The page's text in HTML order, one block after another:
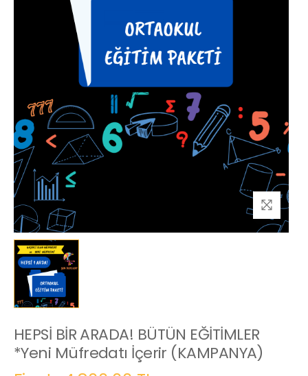
HEPSİ BİR ARADA! BÜTÜN EĞİTİMLER
*Yeni Müfredatı İçerir (KAMPANYA)